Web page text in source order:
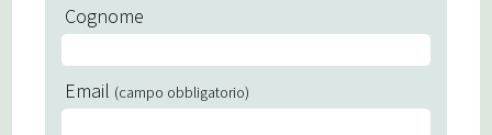
Cognome
Email (campo obbligatorio)